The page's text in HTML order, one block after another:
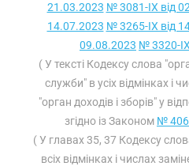
21.03.2023 № 3081-IX від
14.07.2023 № 3265-IX від
09.08.2023 № 3320-
( У тексті Кодексу слова
служби" в усіх відмінках і
"орган доходів і зборів" у
згідно із Законом №
( У главах 35, 37 Кодексу
всіх відмінках і числах